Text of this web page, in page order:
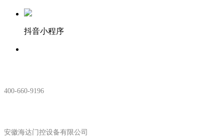
抖音小程序
400-660-9196
安徽海达门控设备有限公司